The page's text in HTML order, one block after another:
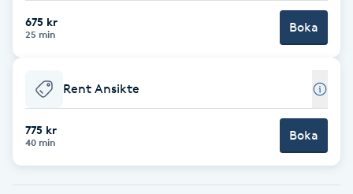
Hot yoga
Hudföryngring
Huduppstramning
675 kr
25 min Boka
Rent Ansikte
775 kr
40 min Boka